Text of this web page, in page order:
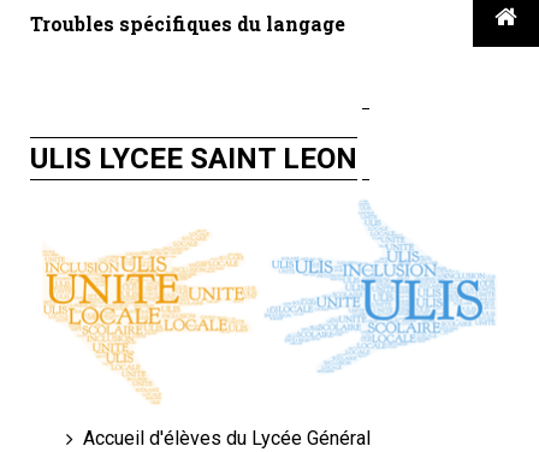

Troubles spécifiques du langage
ULIS LYCEE SAINT LEON
Accueil d'élèves du Lycée Général